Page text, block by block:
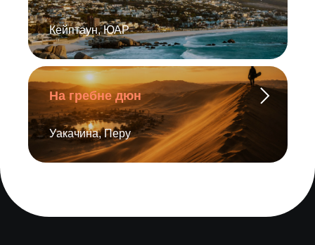
Кейптаун, ЮАР
На гребне дюн
Уакачина, Перу
Экспедционный контент